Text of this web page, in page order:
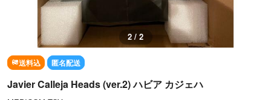
2 / 2
送料込 匿名配送
Javier Calleja Heads (ver.2) ハビア カジェハ